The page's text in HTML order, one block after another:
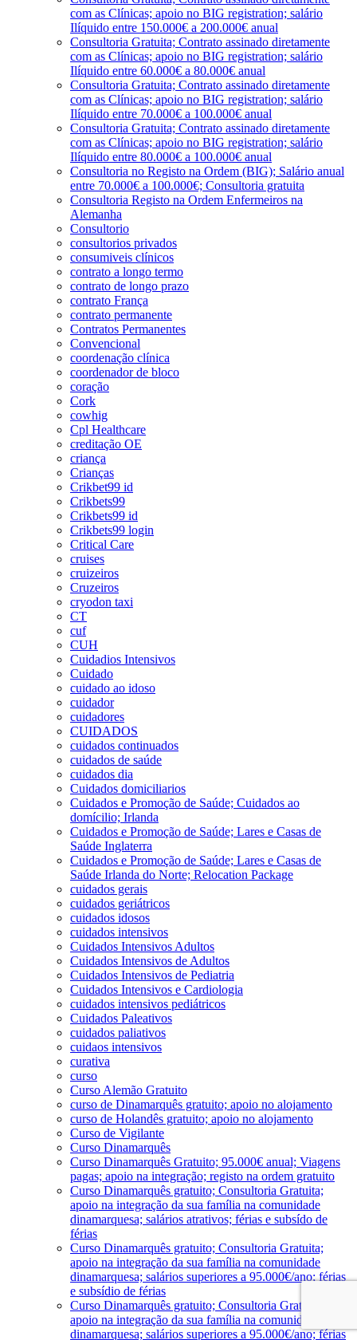
com as Clínicas; apoio no BIG registration; salário
Ilíquido entre 150.000€ a 200.000€ anual
Consultoria Gratuita; Contrato assinado diretamente
com as Clínicas; apoio no BIG registration; salário
Ilíquido entre 60.000€ a 80.000€ anual
Consultoria Gratuita; Contrato assinado diretamente
com as Clínicas; apoio no BIG registration; salário
Ilíquido entre 70.000€ a 100.000€ anual
Consultoria Gratuita; Contrato assinado diretamente
com as Clínicas; apoio no BIG registration; salário
Ilíquido entre 80.000€ a 100.000€ anual
Consultoria no Registo na Ordem (BIG); Salário anual
entre 70.000€ a 100.000€; Consultoria gratuita
Consultoria Registo na Ordem Enfermeiros na
Alemanha
Consultorio
consultorios privados
consumiveis clínicos
contrato a longo termo
contrato de longo prazo
contrato França
contrato permanente
Contratos Permanentes
Convencional
coordenação clínica
coordenador de bloco
coração
Cork
cowhig
Cpl Healthcare
creditação OE
criança
Crianças
Crikbet99 id
Crikbets99
Crikbets99 id
Crikbets99 login
Critical Care
cruises
cruizeiros
Cruzeiros
cryodon taxi
CT
cuf
CUH
Cuidadios Intensivos
Cuidado
cuidado ao idoso
cuidador
cuidadores
CUIDADOS
cuidados continuados
cuidados de saúde
cuidados dia
Cuidados domiciliarios
Cuidados e Promoção de Saúde; Cuidados ao
domícilio; Irlanda
Cuidados e Promoção de Saúde; Lares e Casas de
Saúde Inglaterra
Cuidados e Promoção de Saúde; Lares e Casas de
Saúde Irlanda do Norte; Relocation Package
cuidados gerais
cuidados geriátricos
cuidados idosos
cuidados intensivos
Cuidados Intensivos Adultos
Cuidados Intensivos de Adultos
Cuidados Intensivos de Pediatria
Cuidados Intensivos e Cardiologia
cuidados intensivos pediátricos
Cuidados Paleativos
cuidados paliativos
cuidaos intensivos
curativa
curso
Curso Alemão Gratuito
curso de Dinamarquês gratuito; apoio no alojamento
curso de Holandês gratuito; apoio no alojamento
Curso de Vigilante
Curso Dinamarquês
Curso Dinamarquês Gratuito; 95.000€ anual; Viagens
pagas; apoio na integração; registo na ordem gratuito
Curso Dinamarquês gratuito; Consultoria Gratuita;
apoio na integração da sua família na comunidade
dinamarquesa; salários atrativos; férias e subsído de
férias
Curso Dinamarquês gratuito; Consultoria Gratuita;
apoio na integração da sua família na comunidade
dinamarquesa; salários superiores a 95.000€/ano; férias
e subsídio de férias
Curso Dinamarquês gratuito; Consultoria Gratuita;
apoio na integração da sua família na comunidade
dinamarquesa; salários superiores a 95.000€/ano; férias